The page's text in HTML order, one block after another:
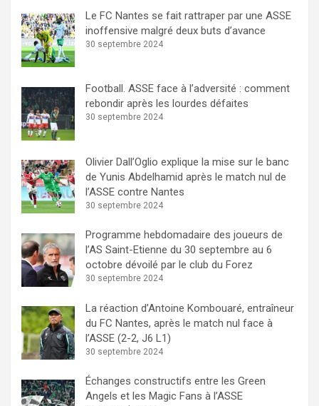
Le FC Nantes se fait rattraper par une ASSE
inoffensive malgré deux buts d’avance
30 septembre 2024
Football. ASSE face à l’adversité : comment
rebondir après les lourdes défaites
30 septembre 2024
Olivier Dall’Oglio explique la mise sur le banc
de Yunis Abdelhamid après le match nul de
l’ASSE contre Nantes
30 septembre 2024
Programme hebdomadaire des joueurs de
l’AS Saint-Etienne du 30 septembre au 6
octobre dévoilé par le club du Forez
30 septembre 2024
La réaction d’Antoine Kombouaré, entraîneur
du FC Nantes, après le match nul face à
l’ASSE (2-2, J6 L1)
30 septembre 2024
Échanges constructifs entre les Green
Angels et les Magic Fans à l’ASSE